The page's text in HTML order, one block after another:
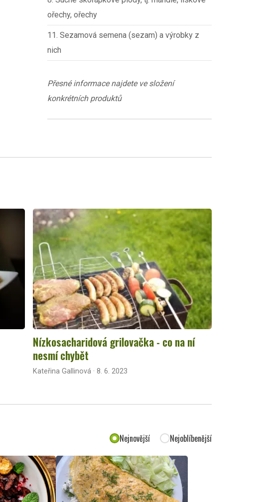
ořechy, ořechy
11. Sezamová semena (sezam) a výrobky z
nich
Přesné informace najdete ve složení
konkrétních produktů
Nízkosacharidová grilovačka - co na ní
nesmí chybět
Kateřina Gallinová · 8. 6. 2023
Nejnovější Nejoblíbenější